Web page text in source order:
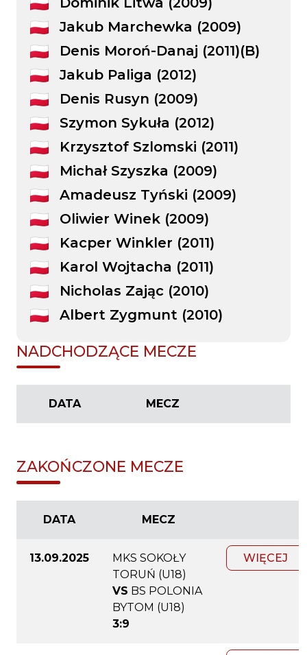
Jakub Marchewka (2009)
Denis Moroń-Danaj (2011)(B)
Jakub Paliga (2012)
Denis Rusyn (2009)
Szymon Sykuła (2012)
Krzysztof Szlomski (2011)
Michał Szyszka (2009)
Amadeusz Tyński (2009)
Oliwier Winek (2009)
Kacper Winkler (2011)
Karol Wojtacha (2011)
Nicholas Zając (2010)
Albert Zygmunt (2010)
NADCHODZĄCE MECZE
DATA MECZ
ZAKOŃCZONE MECZE
DATA MECZ
13.09.2025
MKS SOKOŁY
TORUŃ (U18)
VS BS POLONIA
BYTOM (U18)
3:9
WIĘCEJ